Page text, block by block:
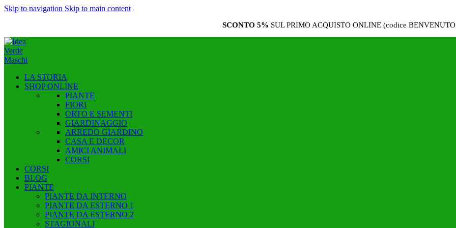
Skip to navigation Skip to main content
SCONTO 5% SUL PRIMO ACQUISTO ONLINE (codice
LA STORIA
SHOP ONLINE
PIANTE
FIORI
ORTO E SEMENTI
GIARDINAGGIO
ARREDO GIARDINO
CASA E DECOR
AMICI ANIMALI
CORSI
CORSI
BLOG
PIANTE
PIANTE DA INTERNO
PIANTE DA ESTERNO 1
PIANTE DA ESTERNO 2
STAGIONALI